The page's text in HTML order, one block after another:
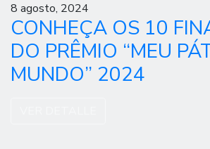
8 agosto, 2024
CONHEÇA OS 10
DO PRÊMIO “MEU
MUNDO” 2024